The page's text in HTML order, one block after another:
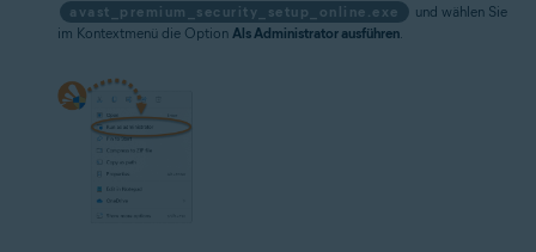
avast_premium_security_setup_online.exe
und wählen Sie
im Kontextmenü die Option Als Administrator ausführen.